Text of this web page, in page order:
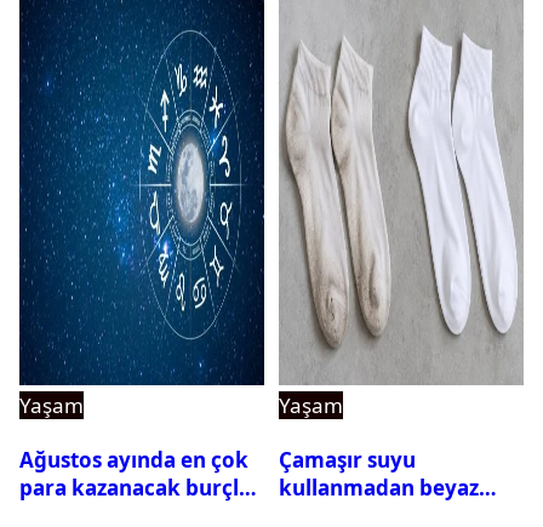
Yaşam
Ağustos ayında en çok
para kazanacak burçlar
Yaşam
Çamaşır suyu
kullanmadan beyaz